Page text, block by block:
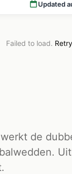
Updated
Failed to load. Retry
de